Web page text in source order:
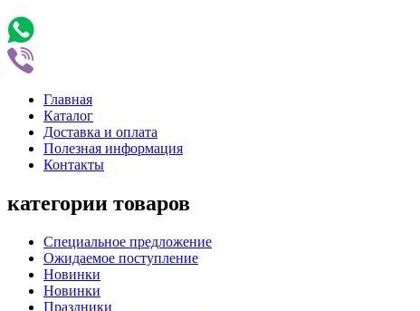
Главная
Каталог
Доставка и оплата
Полезная информация
Контакты
категории товаров
Специальное предложение
Ожидаемое поступление
Новинки
Новинки
Праздники